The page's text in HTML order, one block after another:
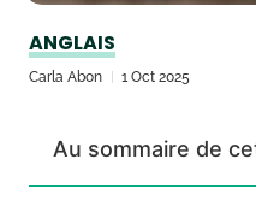
ANGLAIS
Carla Abon 1 Oct 2025
Au sommaire de